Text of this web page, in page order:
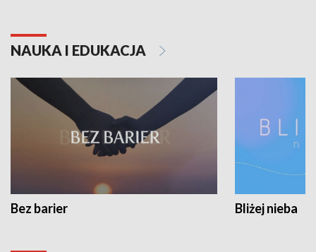
NAUKA I EDUKACJA
Bez barier Bliżej nieba